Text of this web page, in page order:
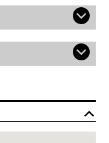
q
q
o
droit
.